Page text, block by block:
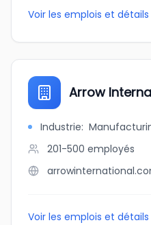
Voir les emplois et détails
Arrow
Industrie:
201-500 employés
Voir les emplois et détails